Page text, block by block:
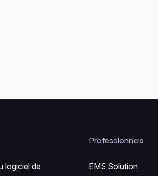
logiciel de
Professionnels
EMS Solution